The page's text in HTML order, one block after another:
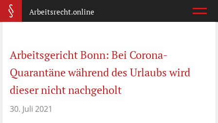
Arbeitsrecht.online
Was ist wichtig?
Abmahnung
Arbeitsgericht Bonn: Bei Corona-
Quarantäne während des Urlaubs wird
dieser nicht nachgeholt
30. Juli 2021